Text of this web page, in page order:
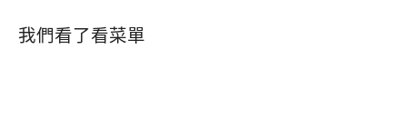
我們看了看菜單